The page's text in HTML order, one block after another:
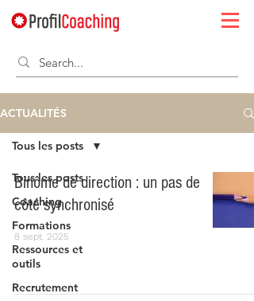
ACTUALITÉS
Tous les posts
Coaching
Formations
Ressources et
outils
Recrutement
Tous les posts
Binôme de direction : un pas de
côté synchronisé
8 sept. 2025